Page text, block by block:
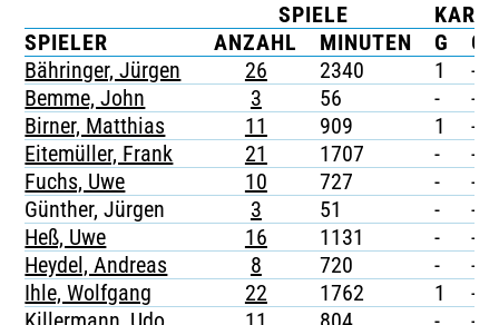
TICKETING
SPIELE
SPIELER
ANZAHL MINUTEN G
G/
Bähringer, Jürgen
26 2340 1
-
Bemme, John
3 56 -
-
Birner, Matthias
11 909 1
-
Eitemüller, Frank
21 1707 -
-
Fuchs, Uwe
10 727 -
-
Günther, Jürgen
3 51 -
-
Heß, Uwe
16 1131 -
-
Heydel, Andreas
8 720 -
-
Ihle, Wolfgang
22 1762 1
-